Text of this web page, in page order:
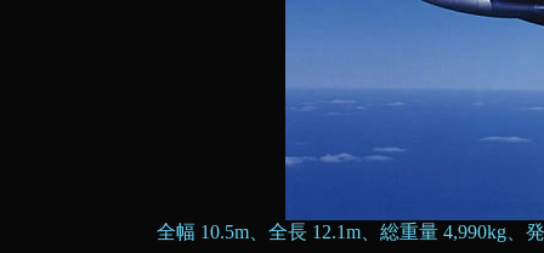
全幅 10.5m、全長 12.1m、総重量 4,990kg